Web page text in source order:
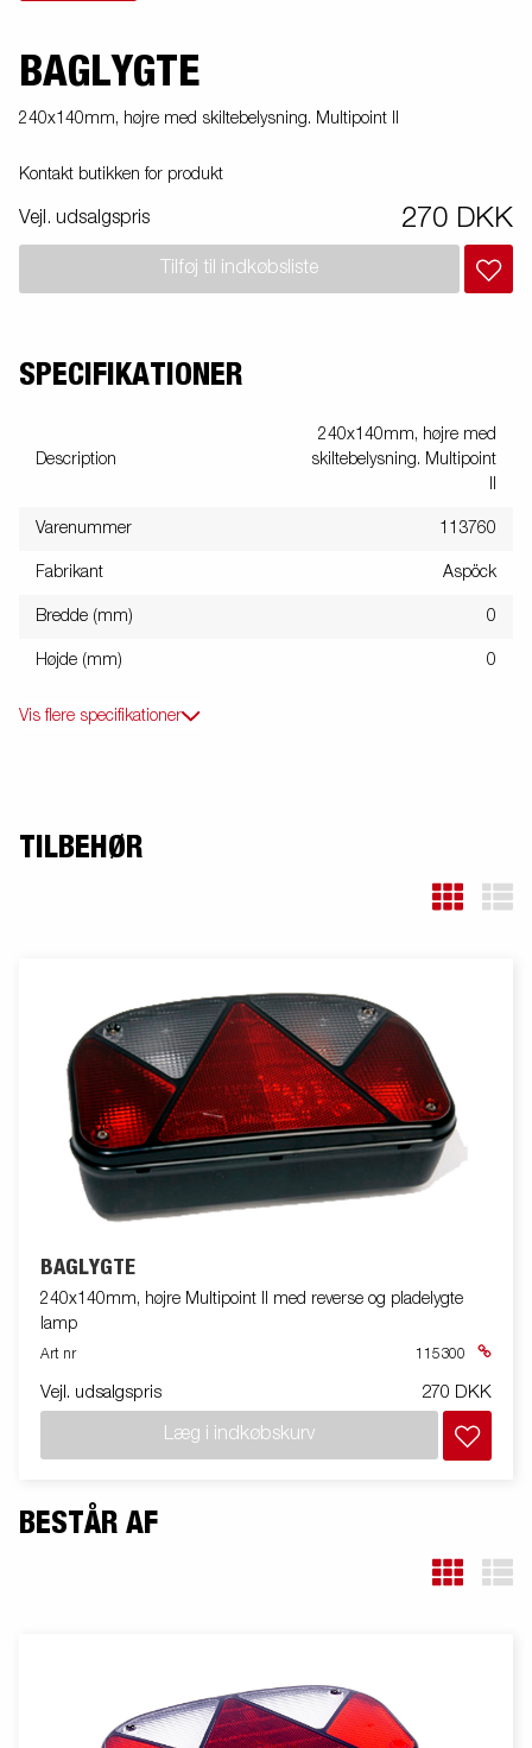
BAGLYGTE
240x140mm, højre med skiltebelysning. Multipoint II
Kontakt butikken for produkt
Vejl. udsalgspris 270 DKK
Tilføj til indkøbsliste
SPECIFIKATIONER
Description
240x140mm, højre med
skiltebelysning. Multipoint
Varenummer 113760
Fabrikant Aspöck
Bredde (mm) 0
Højde (mm) 0
Vis flere specifikationer
TILBEHØR
BAGLYGTE
240x140mm, højre Multipoint II med reverse og pladelygte
lamp
Art nr 115300
Vejl. udsalgspris 270 DKK
Læg i indkøbskurv
BESTÅR AF